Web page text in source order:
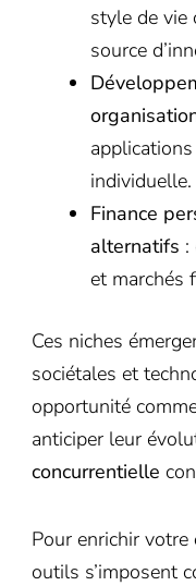
style de vie
source
applications
individuelle.
Finance
alternatifs :
et marchés
Ces niches
sociétales et
opportunité
anticiper leur
concurrentielle
Pour enrichir votre
outils s’imposent